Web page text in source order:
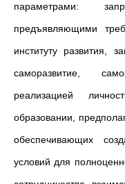
параметрами:
предъявляющими
институту развития,
саморазвитие,
реализацией
образовании,
обеспечивающих
условий для